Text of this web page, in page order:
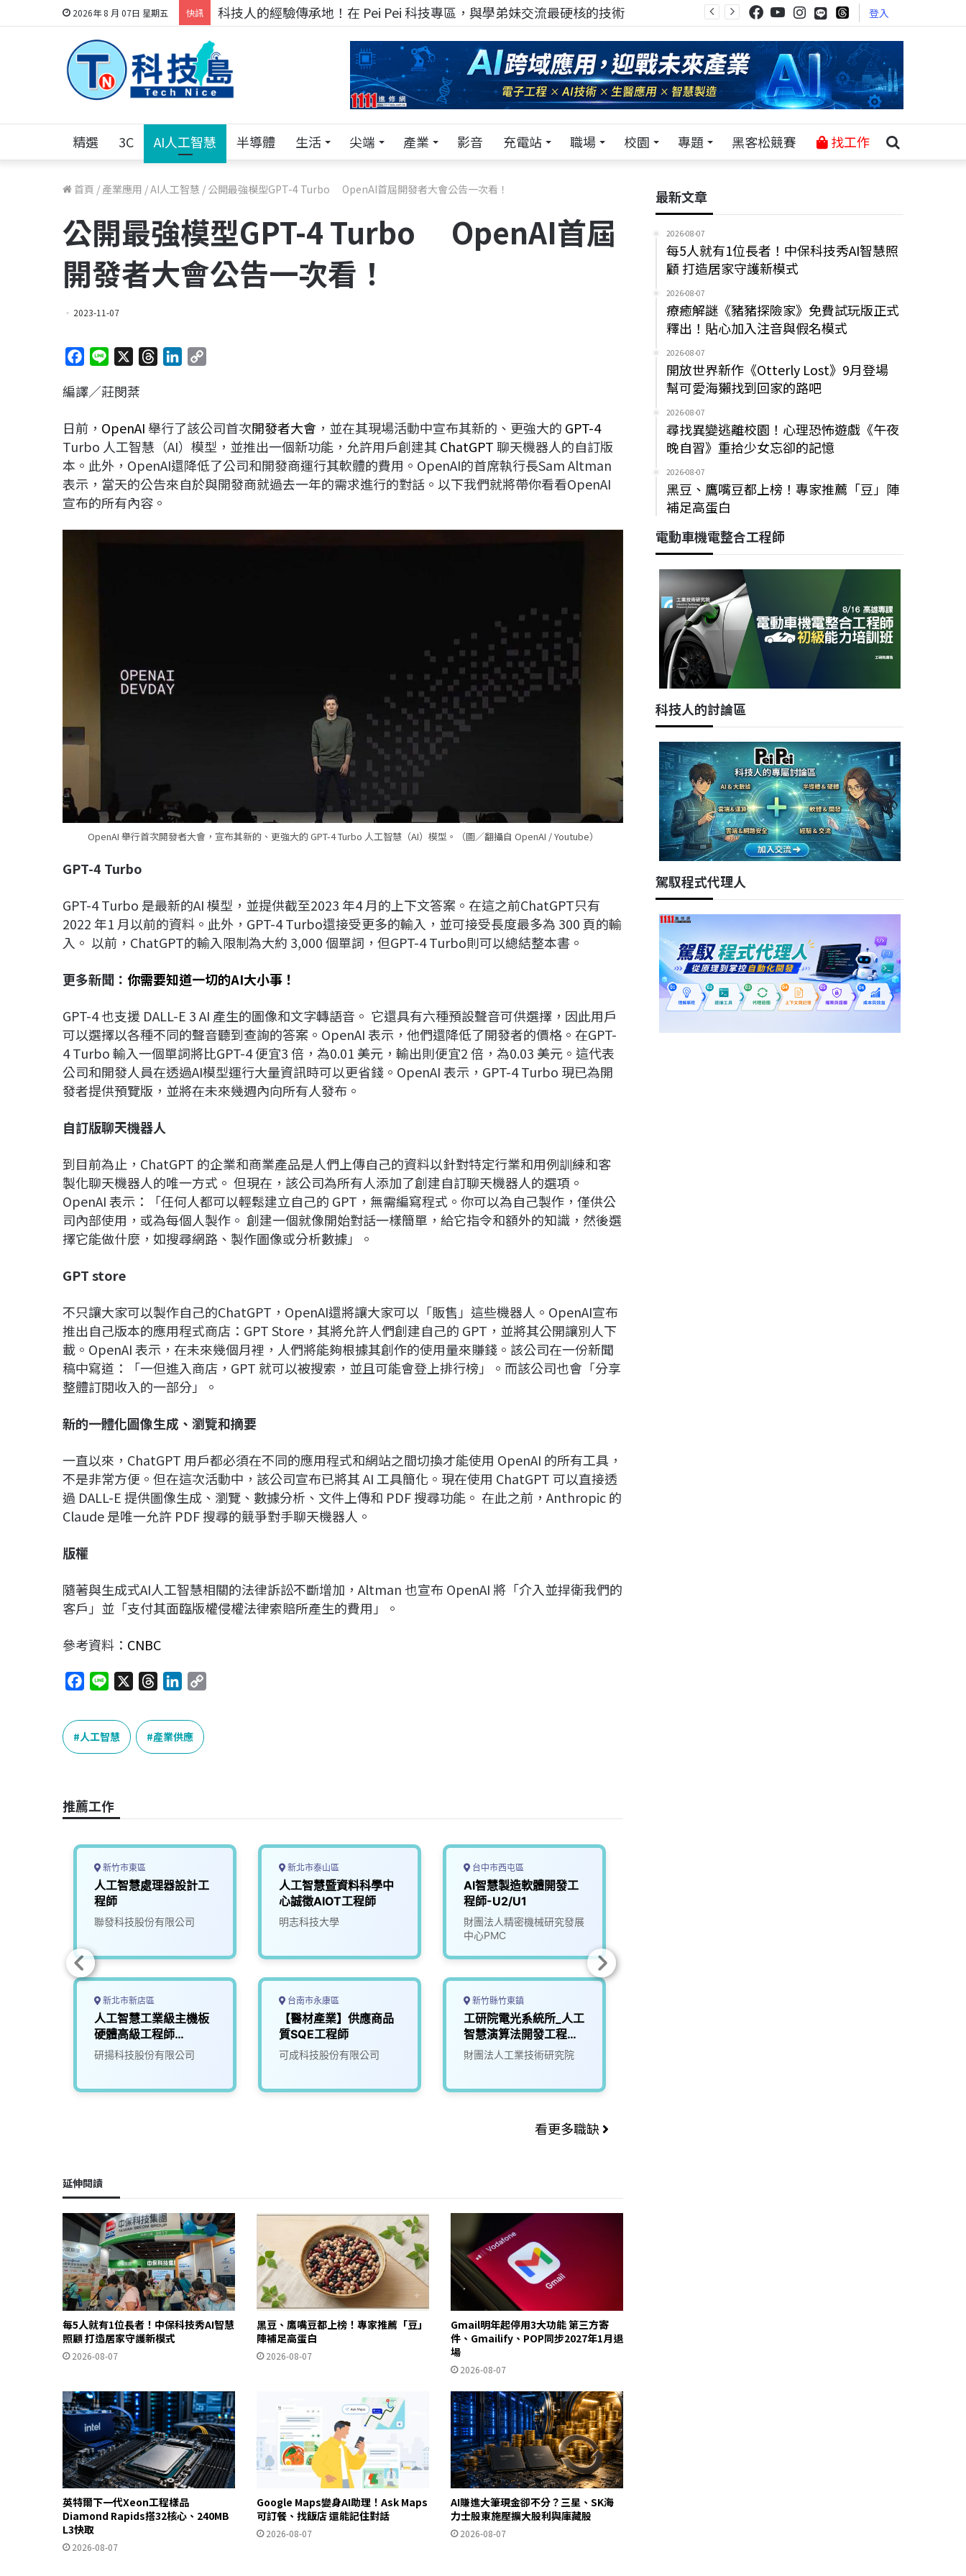
2026年 8 月 07日 星期五 快訊 科技人的經驗傳承地！在 Pei Pei 科技專區，與學弟妹交流最硬核的技術 登入
精選 3C AI人工智慧 半導體 生活 尖端 產業 影音 充電站 職場 校園 專題 黑客松競賽 找工作
首頁 / 產業應用 /AI人工智慧 / 公開最強模型GPT-4 Turbo OpenAI首屆開發者大會公告一次看！
公開最強模型GPT-4 Turbo OpenAI首屆
開發者大會公告一次看！
2023-11-07
c
b
o
o
k
n
a
d
s
e
d
I
n
L
i
n
k
編譯／莊閔棻
日前， OpenAI舉行了該公司首次開發者大會 ，並在其現場活動中宣布其新的、更強大的 GPT-4
Turbo 人工智慧（AI）模型，並推出一個新功能，允許用戶創建其 ChatGPT聊天機器人的自訂版
本。此外，OpenAI還降低了公司和開發商運行其軟體的費用。OpenAI的首席執行長Sam Altman
表示，當天的公告來自於與開發商就過去一年的需求進行的對話。以下我們就將帶你看看OpenAI
宣布的所有內容。
OpenAI 舉行首次開發者大會，宣布其新的、更強大的 GPT-4 Turbo 人工智慧（AI）模型。（圖／翻攝自 OpenAI / Youtube）
GPT-4 Turbo
GPT-4 Turbo 是最新的AI 模型，並提供截至2023 年4 月的上下文答案。在這之前ChatGPT只有
2022 年1 月以前的資料。此外，GPT-4 Turbo還接受更多的輸入，並可接受長度最多為 300 頁的輸
入。 以前，ChatGPT的輸入限制為大約 3,000 個單詞，但GPT-4 Turbo則可以總結整本書。
更多新聞： 你需要知道一切的AI大小事！
GPT-4 也支援 DALL-E 3 AI 產生的圖像和文字轉語音。 它還具有六種預設聲音可供選擇，因此用戶
可以選擇以各種不同的聲音聽到查詢的答案。OpenAI 表示，他們還降低了開發者的價格。在GPT-
4 Turbo 輸入一個單詞將比GPT-4 便宜3 倍，為0.01 美元，輸出則便宜2 倍，為0.03 美元。這代表
公司和開發人員在透過AI模型運行大量資訊時可以更省錢。OpenAI 表示，GPT-4 Turbo 現已為開
發者提供預覽版，並將在未來幾週內向所有人發布。
自訂版聊天機器人
到目前為止，ChatGPT 的企業和商業產品是人們上傳自己的資料以針對特定行業和用例訓練和客
製化聊天機器人的唯一方式。 但現在，該公司為所有人添加了創建自訂聊天機器人的選項。
OpenAI 表示：「任何人都可以輕鬆建立自己的 GPT，無需編寫程式。你可以為自己製作，僅供公
司內部使用，或為每個人製作。 創建一個就像開始對話一樣簡單，給它指令和額外的知識，然後選
擇它能做什麼，如搜尋網路、製作圖像或分析數據」。
GPT store
不只讓大家可以製作自己的ChatGPT，OpenAI還將讓大家可以「販售」這些機器人。OpenAI宣布
推出自己版本的應用程式商店：GPT Store，其將允許人們創建自己的 GPT，並將其公開讓別人下
載。OpenAI 表示，在未來幾個月裡，人們將能夠根據其創作的使用量來賺錢。該公司在一份新聞
稿中寫道：「一但進入商店，GPT 就可以被搜索，並且可能會登上排行榜」。而該公司也會「分享
整體訂閱收入的一部分」。
新的一體化圖像生成、瀏覽和摘要
一直以來，ChatGPT 用戶都必須在不同的應用程式和網站之間切換才能使用 OpenAI 的所有工具，
不是非常方便。但在這次活動中，該公司宣布已將其 AI 工具簡化。現在使用 ChatGPT 可以直接透
過 DALL-E 提供圖像生成、瀏覽、數據分析、文件上傳和 PDF 搜尋功能。 在此之前，Anthropic 的
Claude 是唯一允許 PDF 搜尋的競爭對手聊天機器人。
版權
隨著與生成式AI人工智慧相關的法律訴訟不斷增加，Altman 也宣布 OpenAI 將「介入並捍衛我們的
客戶」並「支付其面臨版權侵權法律索賠所產生的費用」。
參考資料： CNBC
c
e
b
k
n
e
r
e
a
n
k
e
人工智慧 產業供應
推薦工作
新竹市東區
人工智慧處理器設計工
程師
聯發科技股份有限公司
新北市新店區
人工智慧工業級主機板
硬體高級工程師
(NVPD)
研揚科技股份有限公司
新北市泰山區
人工智慧暨資料科學中
心誠徵AIOT工程師
明志科技大學
台南市永康區
【醫材產業】供應商品
質SQE工程師
可成科技股份有限公司
台中市西屯區
AI智慧製造軟體開發工
程師-U2/U1
財團法人精密機械研究發展
中心PMC
新竹縣竹東鎮
工研院電光系統所_人工
智慧演算法開發工程師
(T200/T300/T400/T
財團法人工業技術研究院
看更多職缺
延伸閱讀
每5人就有1位長者！中保科技秀AI智慧
照顧 打造居家守護新模式
2026-08-07
黑豆、鷹嘴豆都上榜！專家推薦「豆」
陣補足高蛋白
2026-08-07
Gmail明年起停用3大功能 第三方寄
件、Gmailify、POP同步2027年1月退
場
2026-08-07
英特爾下一代Xeon工程樣品
Diamond Rapids搭32核心、240MB
L3快取
2026-08-07
Google Maps變身AI助理！Ask Maps
可訂餐、找飯店 還能記住對話
2026-08-07
AI賺進大筆現金卻不分？三星、SK海
力士股東施壓擴大股利與庫藏股
2026-08-07
最新文章
2026-08-07
每5人就有1位長者！中保科技秀AI智慧照
顧 打造居家守護新模式
2026-08-07
療癒解謎《豬豬探險家》免費試玩版正式
釋出！貼心加入注音與假名模式
2026-08-07
開放世界新作《Otterly Lost》9月登場
幫可愛海獺找到回家的路吧
2026-08-07
尋找異變逃離校園！心理恐怖遊戲《午夜
晚自習》重拾少女忘卻的記憶
2026-08-07
黑豆、鷹嘴豆都上榜！專家推薦「豆」陣
補足高蛋白
電動車機電整合工程師
科技人的討論區
駕馭程式代理人